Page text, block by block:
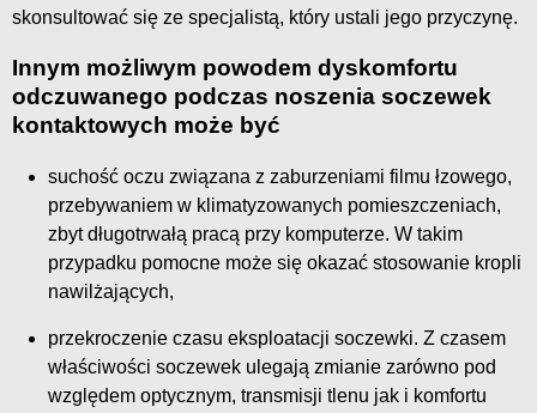
skonsultować się ze specjalistą, który ustali jego przyczynę.
Innym możliwym powodem dyskomfortu
odczuwanego podczas noszenia soczewek
kontaktowych może być
suchość oczu związana z zaburzeniami filmu łzowego,
przebywaniem w klimatyzowanych pomieszczeniach,
zbyt długotrwałą pracą przy komputerze. W takim
przypadku pomocne może się okazać stosowanie kropli
nawilżających,
przekroczenie czasu eksploatacji soczewki. Z czasem
właściwości soczewek ulegają zmianie zarówno pod
względem optycznym, transmisji tlenu jak i komfortu